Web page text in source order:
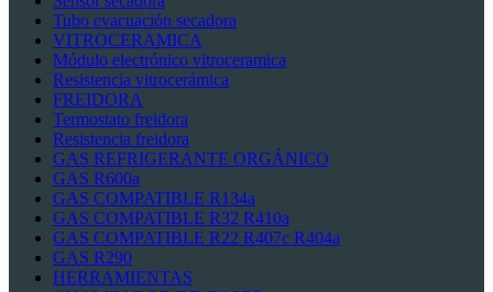
Tubo evacuación secadora
VITROCERAMICA
Módulo electrónico vitroceramica
Resistencia vitrocerámica
FREIDORA
Termostato freidora
Resistencia freidora
GAS REFRIGERANTE ORGÁNICO
GAS R600a
GAS COMPATIBLE R134a
GAS COMPATIBLE R32 R410a
GAS COMPATIBLE R22 R407c R404a
GAS R290
HERRAMIENTAS